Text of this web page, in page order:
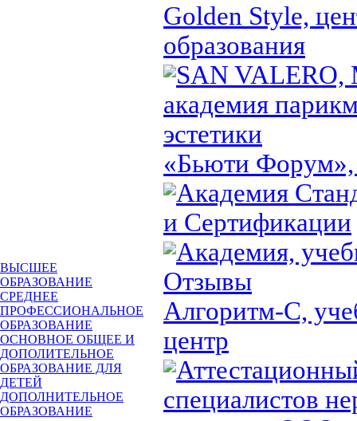
ВЫСШЕЕ
ОБРАЗОВАНИЕ
СРЕДНЕЕ
ПРОФЕССИОНАЛЬНОЕ
ОБРАЗОВАНИЕ
ОСНОВНОЕ ОБЩЕЕ И
ДОПОЛИТЕЛЬНОЕ
ОБРАЗОВАНИЕ ДЛЯ
ДЕТЕЙ
ДОПОЛНИТЕЛЬНОЕ
ОБРАЗОВАНИЕ
Golden Style,
образования
SAN VALERO,
академия
эстетики
«Бьюти Форум»,
Академия
и Сертификации
Академия,
Отзывы
Алгоритм-С,
центр
специалистов